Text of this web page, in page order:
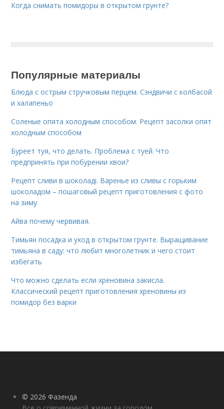
Когда снимать помидоры в открытом грунте?
Популярные материалы
Блюда с острым стручковым перцем. Сэндвичи с колбасой
и халапеньо
Соленые опята холодным способом. Рецепт засолки опят
холодным способом
Буреет туя, что делать. Проблема с туей. Что
предпринять при побурении хвои?
Рецепт сливи в шоколаді. Варенье из сливы с горьким
шоколадом – пошаговый рецепт приготовления с фото
на зиму
Айва почему червивая.
Тимьян посадка и уход в открытом грунте. Выращивание
тимьяна в саду: что любит многолетник и чего стоит
избегать
Что можно сделать если хреновина закисла.
Классический рецепт приготовления хреновины из
помидор без варки
© 2026 Фазенда